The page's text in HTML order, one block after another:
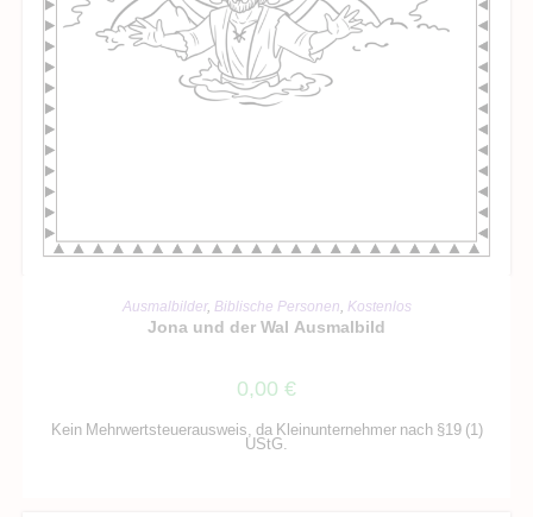
IN DEN WARENKORB
Ausmalbilder, Biblische Personen, Kostenlos
Jona und der Wal Ausmalbild
0,00 €
Kein Mehrwertsteuerausweis, da Kleinunternehmer nach §19 (1)
UStG.